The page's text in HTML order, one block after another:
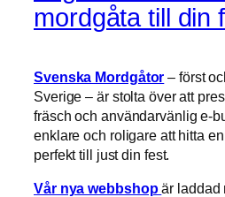
mordgåta till din
Svenska Mordgåtor – först
Sverige – är stolta över att
fräsch och användarvänlig e-
enklare och roligare att hitta
perfekt till just din fest.
Vår nya webbshopär laddad